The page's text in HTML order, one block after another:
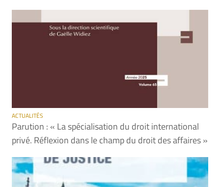
ACTUALITÉS
Parution : « La spécialisation du droit international
privé. Réflexion dans le champ du droit des affaires »